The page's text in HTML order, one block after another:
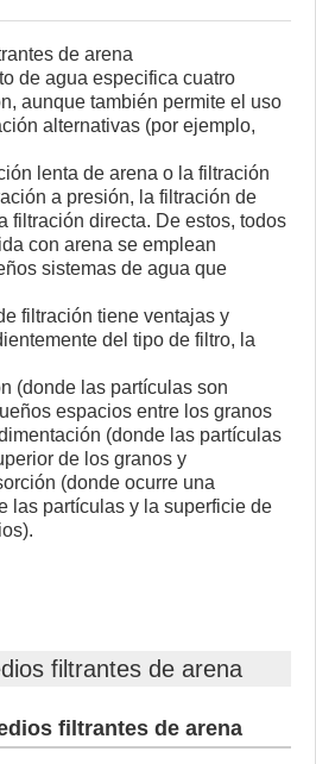
de arena
de agua especifica cuatro
aunque también permite el uso
alternativas (por ejemplo,
lenta de arena o la filtración
a presión, la filtración de
filtración directa. De estos, todos
con arena se emplean
sistemas de agua que
filtración tiene ventajas y
del tipo de filtro, la
(donde las partículas son
espacios entre los granos
(donde las partículas
de los granos y
(donde ocurre una
las partículas y la superficie de
filtrantes de arena
filtrantes de arena